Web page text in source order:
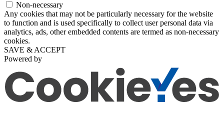
Non-necessary
Any cookies that may not be particularly necessary for the website
to function and is used specifically to collect user personal data via
analytics, ads, other embedded contents are termed as non-necessary
cookies.
SAVE & ACCEPT
Powered by